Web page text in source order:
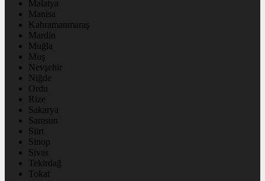
Malatya
Manisa
Kahramanmaraş
Mardin
Muğla
Muş
Nevşehir
Niğde
Ordu
Rize
Sakarya
Samsun
Siirt
Sinop
Sivas
Tekirdağ
Tokat